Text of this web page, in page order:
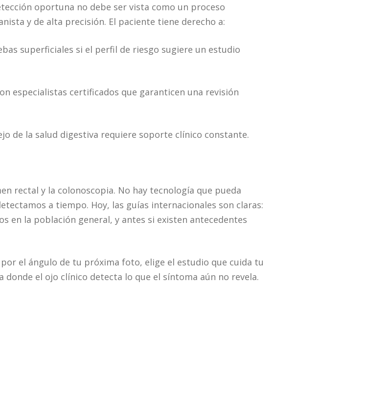
oportuna no debe ser vista como un proceso
y de alta precisión. El paciente tiene derecho a:
superficiales si el perfil de riesgo sugiere un estudio
especialistas certificados que garanticen una revisión
de la salud digestiva requiere soporte clínico constante.
rectal y la colonoscopia. No hay tecnología que pueda
a tiempo. Hoy, las guías internacionales son claras:
en la población general, y antes si existen antecedentes
el ángulo de tu próxima foto, elige el estudio que cuida tu
donde el ojo clínico detecta lo que el síntoma aún no revela.